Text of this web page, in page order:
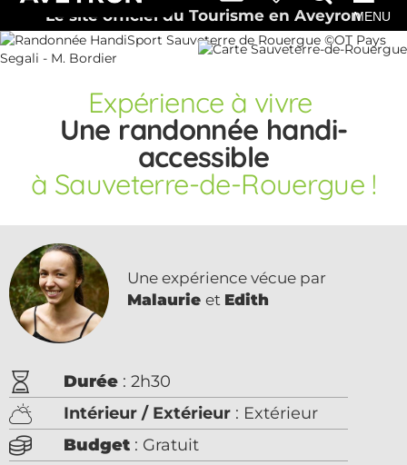
Le site officiel du Tourisme en AveyronMENU
Expérience à vivre
Une randonnée handi-
accessible
à Sauveterre-de-Rouergue !
Une expérience vécue par
Malaurie et Edith
Durée : 2h30
Intérieur / Extérieur : Extérieur
Budget : Gratuit